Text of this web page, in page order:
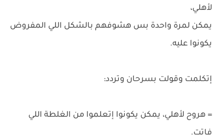
لأهلي،
يمكن لمرة واحدة بس هشوفهم بالشكل اللي المفروض
يكونوا عليه.
إتكلمت وقولت بسرحان وتردد:
= هروح لأهلي، يمكن يكونوا إتعلموا من الغلطة اللي
فاتت.